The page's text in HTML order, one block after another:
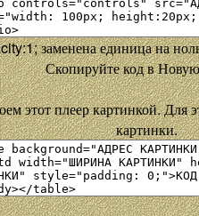
заменена единица на
Скопируйте код в
этот плеер картинкой. Для
картинки.